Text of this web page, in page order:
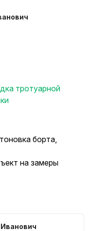
тротуарной
борта,
на замеры